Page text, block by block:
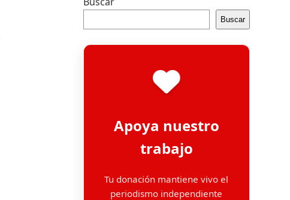
Buscar
Apoya nuestro
trabajo
Tu donación mantiene vivo el
periodismo independiente